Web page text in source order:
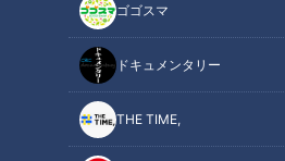
ゴゴスマ
ドキュメンタリー
THE TIME,
記事に戻る